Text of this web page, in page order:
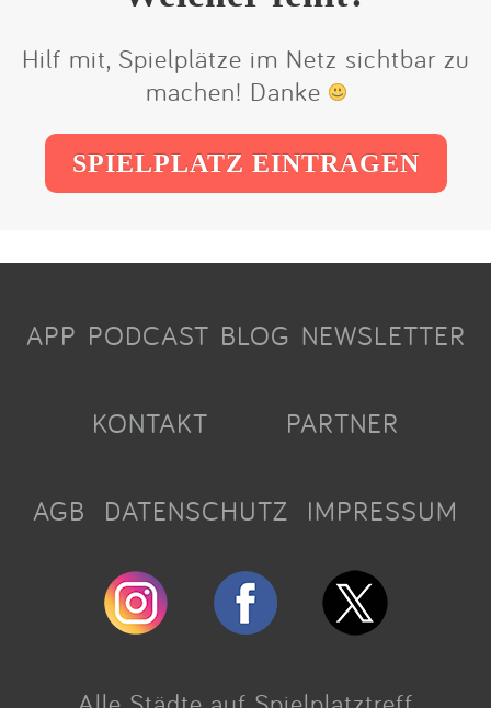
Hilf mit, Spielplätze im Netz sichtbar zu
machen! Danke
SPIELPLATZ EINTRAGEN
APP PODCAST BLOG NEWSLETTER
KONTAKT PARTNER
AGB DATENSCHUTZ IMPRESSUM